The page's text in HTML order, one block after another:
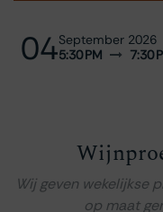
04September 2026
5:30 PM
7:30
Wij geven wekelijkse
op maat